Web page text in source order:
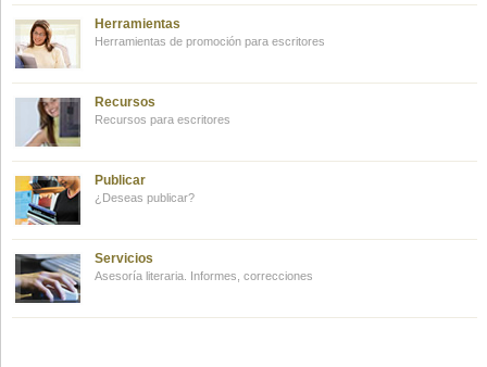
Herramientas
Herramientas de promoción para escritores
Recursos
Recursos para escritores
Publicar
¿Deseas publicar?
Servicios
Asesoría literaria. Informes, correcciones